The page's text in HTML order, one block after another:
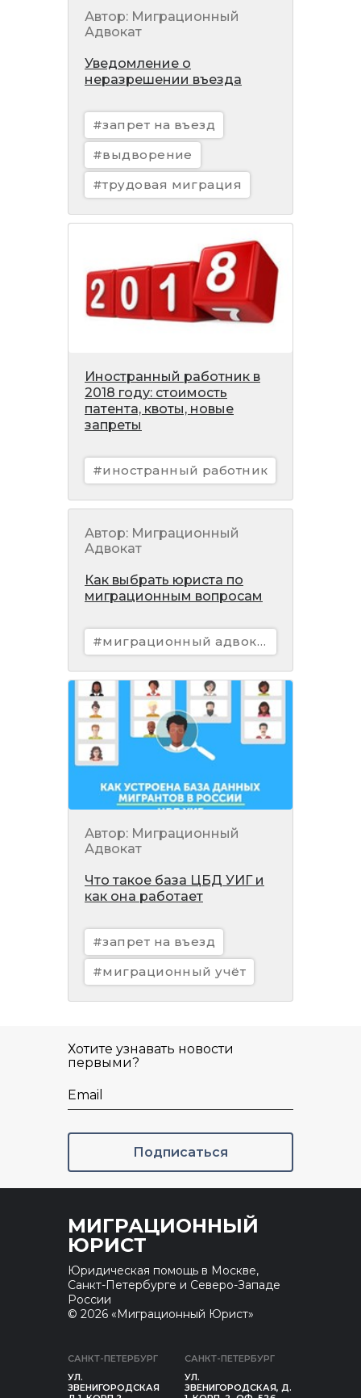
Автор: Миграционный
Адвокат
Уведомление о
неразрешении въезда
#запрет на въезд
#выдворение
#трудовая миграция
Иностранный работник в
2018 году: стоимость
патента, квоты, новые
запреты
#иностранный работник
Автор: Миграционный
Адвокат
Как выбрать юриста по
миграционным вопросам
#миграционный адвокат
Автор: Миграционный
Адвокат
Что такое база ЦБД УИГ и
как она работает
#запрет на въезд
#миграционный учёт
Хотите узнавать новости
первыми?
Email
Подписаться
МИГРАЦИОННЫЙ
ЮРИСТ
Юридическая помощь в Москве,
Санкт-Петербурге и Северо-Западе
России
© 2026 «Миграционный Юрист»
САНКТ-ПЕТЕРБУРГ
УЛ.
ЗВЕНИГОРОДСКАЯ
САНКТ-ПЕТЕРБУРГ
УЛ.
ЗВЕНИГОРОДСКАЯ, Д.